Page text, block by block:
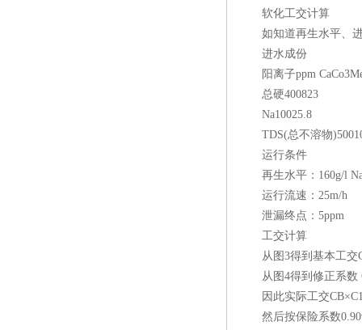
软化工交计算
如知道再生水平、进
进水成份
阳离子ppm
总硬400823
Na10025.8
TDS(总不溶物
运行条件
再生水平：160g/l
运行流速：25m/h
泄漏终点：5ppm
工交计算
从图3得到基本工交
从图4得到修正系数
因此实际工交
然后按保险系数0.90